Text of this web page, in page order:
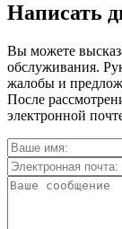
Написать
Вы можете
обслуживания.
жалобы и
После
электронной